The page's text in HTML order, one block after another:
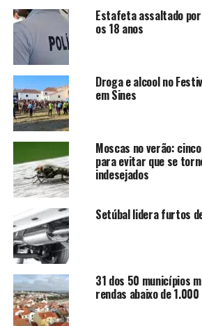
Estafeta assaltado
os 18 anos
Droga e alcool no
em Sines
Moscas no verão:
para evitar que se
indesejados
Setúbal lidera furtos
31 dos 50 municípios
rendas abaixo de